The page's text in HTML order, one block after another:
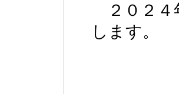
２０２４
します。